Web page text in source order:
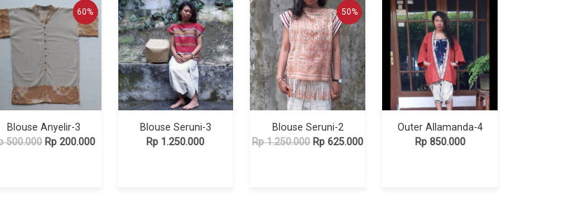
60%
Blouse Anyelir-3
500.000 Rp 200.000
Blouse Seruni-3
Rp 1.250.000
50%
Blouse Seruni-2
Rp 1.250.000 Rp 625.000
Outer Allamanda-4
Rp 850.000